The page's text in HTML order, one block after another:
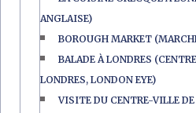
ANGLAISE)
BOROUGH MARKET
BALADE À LONDRES
LONDRES, LONDON EYE)
VISITE DU CENTRE-VILLE DE